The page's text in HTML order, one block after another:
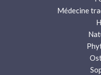
Médecine